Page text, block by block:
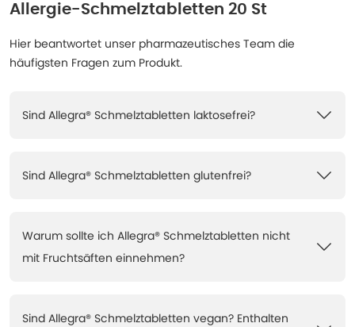
Allergie-Schmelztabletten 20 St
Hier beantwortet unser pharmazeutisches Team die
häufigsten Fragen zum Produkt.
Sind Allegra® Schmelztabletten laktosefrei?
Sind Allegra® Schmelztabletten glutenfrei?
Warum sollte ich Allegra® Schmelztabletten nicht
mit Fruchtsäften einnehmen?
Sind Allegra® Schmelztabletten vegan? Enthalten